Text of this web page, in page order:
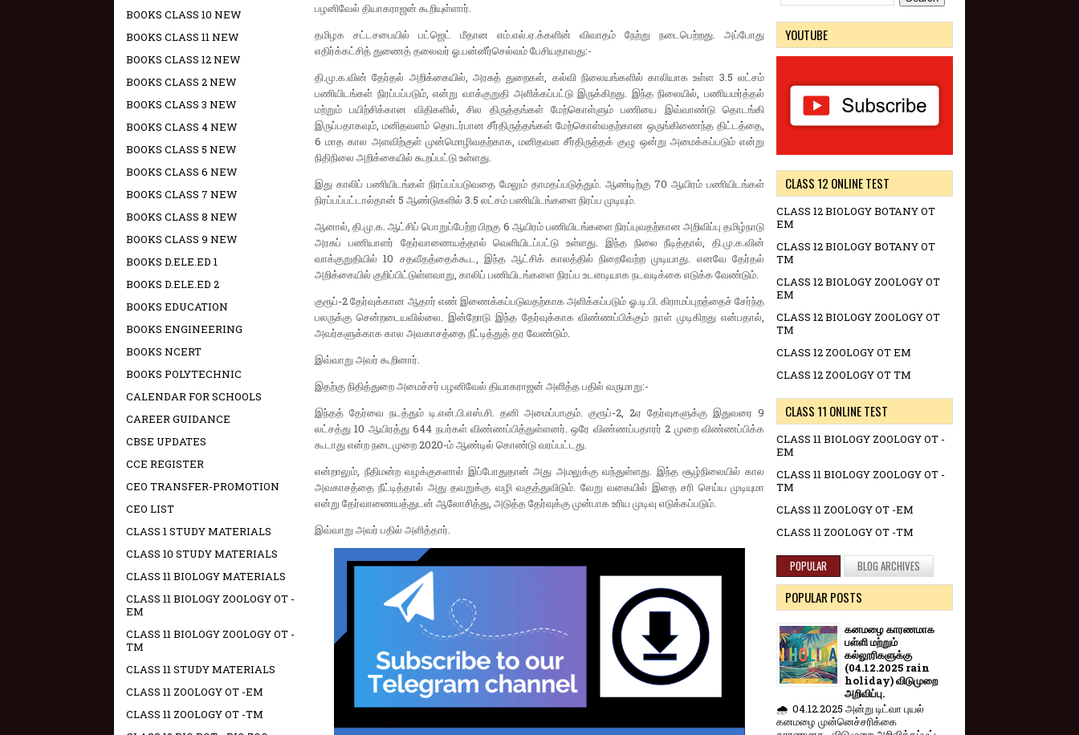
பழனிவேல் தியாகராஜன் கூறியுள்ளார்.
தமிழக சட்டசபையில் பட்ஜெட் மீதான எம்.எல்.ஏ.க்களின் விவாதம் நேற்று நடைபெற்றது. அப்போது
எதிர்க்கட்சித் துணைத் தலைவர் ஓ.பன்னீர்செல்வம் பேசியதாவது:-
தி.மு.க.வின் தேர்தல் அறிக்கையில், அரசுத் துறைகள், கல்வி நிலையங்களில் காலியாக உள்ள 3.5 லட்சம்
பணியிடங்கள் நிரப்பப்படும், என்று வாக்குறுதி அளிக்கப்பட்டு இருக்கிறது. இந்த நிலையில், பணியமர்த்தல்
மற்றும் பயிற்சிக்கான விதிகளில், சில திருத்தங்கள் மேற்கொள்ளும் பணியை இவ்வாண்டு தொடங்கி
இருப்பதாகவும், மனிதவளம் தொடர்பான சீர்திருத்தங்கள் மேற்கொள்வதற்கான ஒருங்கிணைந்த திட்டத்தை,
6 மாத கால அளவிற்குள் முன்மொழிவதற்காக, மனிதவள சீர்திருத்தக் குழு ஒன்று அமைக்கப்படும் என்று
நிதிநிலை அறிக்கையில் கூறப்பட்டு உள்ளது.
இது காலிப் பணியிடங்கள் நிரப்பப்படுவதை மேலும் தாமதப்படுத்தும். ஆண்டிற்கு 70 ஆயிரம் பணியிடங்கள்
நிரப்பப்பட்டால்தான் 5 ஆண்டுகளில் 3.5 லட்சம் பணியிடங்களை நிரப்ப முடியும்.
ஆனால், தி.மு.க. ஆட்சிப் பொறுப்பேற்ற பிறகு 6 ஆயிரம் பணியிடங்களை நிரப்புவதற்கான அறிவிப்பு தமிழ்நாடு
அரசுப் பணியாளர் தேர்வாணையத்தால் வெளியிடப்பட்டு உள்ளது. இந்த நிலை நீடித்தால், தி.மு.க.வின்
வாக்குறுதியில் 10 சதவீதத்தைக்கூட, இந்த ஆட்சிக் காலத்தில் நிறைவேற்ற முடியாது. எனவே தேர்தல்
அறிக்கையில் குறிப்பிட்டுள்ளவாறு, காலிப் பணியிடங்களை நிரப்ப உடனடியாக நடவடிக்கை எடுக்க வேண்டும்.
குரூப்-2 தேர்வுக்கான ஆதார் எண் இணைக்கப்படுவதற்காக அளிக்கப்படும் ஓ.டி.பி. கிராமப்புறத்தைச் சேர்ந்த
பலருக்கு சென்றடையவில்லை. இன்றோடு இந்த தேர்வுக்காக விண்ணப்பிக்கும் நாள் முடிகிறது என்பதால்,
அவர்களுக்காக கால அவகாசத்தை நீட்டித்துத் தர வேண்டும்.
இவ்வாறு அவர் கூறினார்.
இதற்கு நிதித்துறை அமைச்சர் பழனிவேல் தியாகராஜன் அளித்த பதில் வருமாறு:-
இந்தத் தேர்வை நடத்தும் டி.என்.பி.எஸ்.சி. தனி அமைப்பாகும். குரூப்-2, 2ஏ தேர்வுகளுக்கு இதுவரை 9
லட்சத்து 10 ஆயிரத்து 644 நபர்கள் விண்ணப்பித்துள்ளனர். ஒரே விண்ணப்பதாரர் 2 முறை விண்ணப்பிக்க
கூடாது என்ற நடைமுறை 2020-ம் ஆண்டில் கொண்டு வரப்பட்டது.
என்றாலும், நீதிமன்ற வழக்குகளால் இப்போதுதான் அது அமலுக்கு வந்துள்ளது. இந்த சூழ்நிலையில் கால
அவகாசத்தை நீட்டித்தால் அது தவறுக்கு வழி வகுத்துவிடும். வேறு வகையில் இதை சரி செய்ய முடியுமா
என்று தேர்வாணையத்துடன் ஆலோசித்து, அடுத்த தேர்வுக்கு முன்பாக உரிய முடிவு எடுக்கப்படும்.
இவ்வாறு அவர் பதில் அளித்தார்.
BOOKS CLASS 10 NEW
BOOKS CLASS 11 NEW
BOOKS CLASS 12 NEW
BOOKS CLASS 2 NEW
BOOKS CLASS 3 NEW
BOOKS CLASS 4 NEW
BOOKS CLASS 5 NEW
BOOKS CLASS 6 NEW
BOOKS CLASS 7 NEW
BOOKS CLASS 8 NEW
BOOKS CLASS 9 NEW
BOOKS D.ELE.ED 1
BOOKS D.ELE.ED 2
BOOKS EDUCATION
BOOKS ENGINEERING
BOOKS NCERT
BOOKS POLYTECHNIC
CALENDAR FOR SCHOOLS
CAREER GUIDANCE
CBSE UPDATES
CCE REGISTER
CEO TRANSFER-PROMOTION
CEO LIST
CLASS 1 STUDY MATERIALS
CLASS 10 STUDY MATERIALS
CLASS 11 BIOLOGY MATERIALS
CLASS 11 BIOLOGY ZOOLOGY OT -
EM
CLASS 11 BIOLOGY ZOOLOGY OT -
TM
CLASS 11 STUDY MATERIALS
CLASS 11 ZOOLOGY OT -EM
CLASS 11 ZOOLOGY OT -TM
YOUTUBE
CLASS 12 ONLINE TEST
CLASS 12 BIOLOGY BOTANY OT
EM
CLASS 12 BIOLOGY BOTANY OT
TM
CLASS 12 BIOLOGY ZOOLOGY OT
EM
CLASS 12 BIOLOGY ZOOLOGY OT
TM
CLASS 12 ZOOLOGY OT EM
CLASS 12 ZOOLOGY OT TM
CLASS 11 ONLINE TEST
CLASS 11 BIOLOGY ZOOLOGY OT -
EM
CLASS 11 BIOLOGY ZOOLOGY OT -
TM
CLASS 11 ZOOLOGY OT -EM
CLASS 11 ZOOLOGY OT -TM
POPULAR BLOG ARCHIVES
POPULAR POSTS
கனமழை காரணமாக
பள்ளி மற்றும்
கல்லூரிகளுக்கு
(04.12.2025 rain
holiday) விடுமுறை
அறிவிப்பு.
🌧️ 04.12.2025 அன்று டிட்வா புயல்
கனமழை முன்னெச்சரிக்கை